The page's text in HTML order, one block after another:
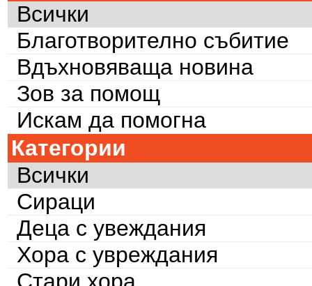
Всички
Благотворително събитие
Вдъхновяваща новина
Зов за помощ
Искам да помогна
Категории
Всички
Сираци
Деца с увеждания
Хора с увреждания
Стари хора